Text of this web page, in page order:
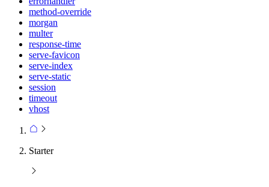
method-override
morgan
multer
response-time
serve-favicon
serve-index
serve-static
session
timeout
vhost
Starter